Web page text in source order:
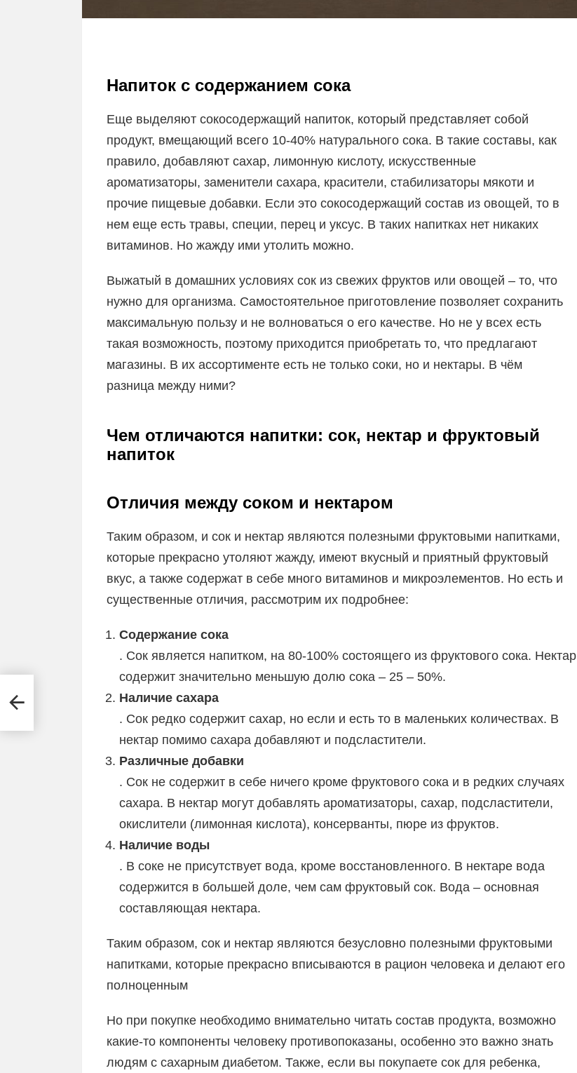
Напиток с содержанием сока
Еще выделяют сокосодержащий напиток, который представляет собой
продукт, вмещающий всего 10-40% натурального сока. В такие составы, как
правило, добавляют сахар, лимонную кислоту, искусственные
ароматизаторы, заменители сахара, красители, стабилизаторы мякоти и
прочие пищевые добавки. Если это сокосодержащий состав из овощей, то в
нем еще есть травы, специи, перец и уксус. В таких напитках нет никаких
витаминов. Но жажду ими утолить можно.
Выжатый в домашних условиях сок из свежих фруктов или овощей – то, что
нужно для организма. Самостоятельное приготовление позволяет сохранить
максимальную пользу и не волноваться о его качестве. Но не у всех есть
такая возможность, поэтому приходится приобретать то, что предлагают
магазины. В их ассортименте есть не только соки, но и нектары. В чём
разница между ними?
Чем отличаются напитки: сок, нектар и фруктовый
напиток
Отличия между соком и нектаром
Таким образом, и сок и нектар являются полезными фруктовыми напитками,
которые прекрасно утоляют жажду, имеют вкусный и приятный фруктовый
вкус, а также содержат в себе много витаминов и микроэлементов. Но есть и
существенные отличия, рассмотрим их подробнее:
Содержание сока
. Сок является напитком, на 80-100% состоящего из фруктового сока. Нектар
содержит значительно меньшую долю сока – 25 – 50%.
Наличие сахара
. Сок редко содержит сахар, но если и есть то в маленьких количествах. В
нектар помимо сахара добавляют и подсластители.
Различные добавки
. Сок не содержит в себе ничего кроме фруктового сока и в редких случаях
сахара. В нектар могут добавлять ароматизаторы, сахар, подсластители,
окислители (лимонная кислота), консерванты, пюре из фруктов.
Наличие воды
. В соке не присутствует вода, кроме восстановленного. В нектаре вода
содержится в большей доле, чем сам фруктовый сок. Вода – основная
составляющая нектара.
Таким образом, сок и нектар являются безусловно полезными фруктовыми
напитками, которые прекрасно вписываются в рацион человека и делают его
полноценным
Но при покупке необходимо внимательно читать состав продукта, возможно
какие-то компоненты человеку противопоказаны, особенно это важно знать
людям с сахарным диабетом. Также, если вы покупаете сок для ребенка,